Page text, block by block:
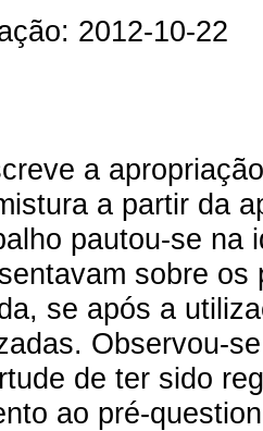
2012-10-22
a
a partir da
pautou-se na
sobre
se após a
Observou-
de ter sido
ao pré-